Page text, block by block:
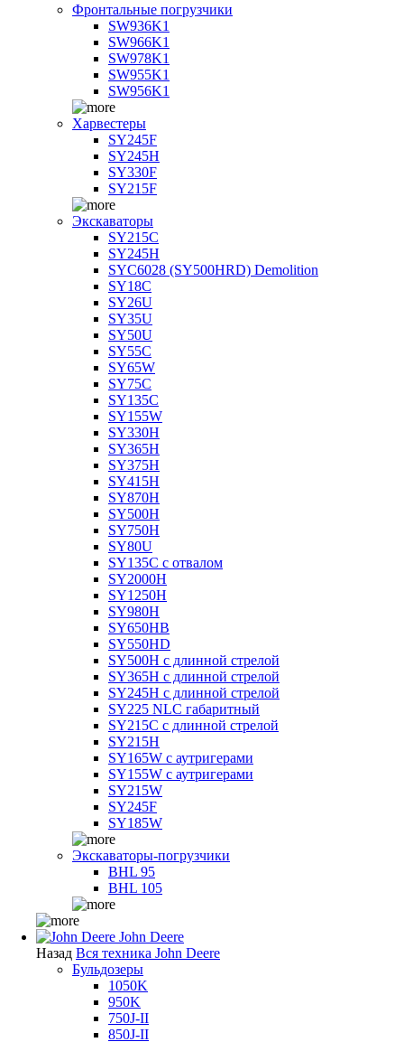
Фронтальные погрузчики
SW936K1
SW966K1
SW978K1
SW955K1
SW956K1
Харвестеры
SY245F
SY245H
SY330F
SY215F
Экскаваторы
SY215C
SY245H
SYC6028 (SY500HRD) Demolition
SY18C
SY26U
SY35U
SY50U
SY55C
SY65W
SY75C
SY135C
SY155W
SY330H
SY365H
SY375H
SY415H
SY870H
SY500H
SY750H
SY80U
SY135C с отвалом
SY2000H
SY1250H
SY980H
SY650HB
SY550HD
SY500H с длинной стрелой
SY365H с длинной стрелой
SY245H с длинной стрелой
SY225 NLC габаритный
SY215C с длинной стрелой
SY215H
SY165W с аутригерами
SY155W с аутригерами
SY215W
SY245F
SY185W
Экскаваторы-погрузчики
BHL 95
BHL 105
John Deere
Назад Вся техника John Deere
Бульдозеры
1050K
950K
750J-II
850J-II